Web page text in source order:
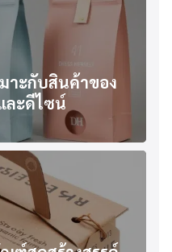
าะกับสินค้าของ
ละดีไซน์